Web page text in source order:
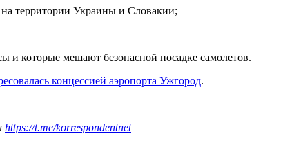
территории Украины и Словакии;
и которые мешают безопасной посадке самолетов.
концессией аэропорта Ужгород.
https://t.me/korrespondentnet